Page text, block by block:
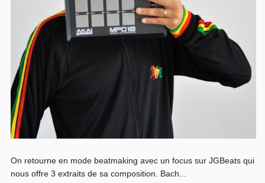
On retourne en mode beatmaking avec un focus sur JGBeats qui
nous offre 3 extraits de sa composition. Bach...